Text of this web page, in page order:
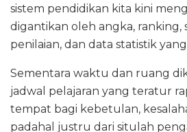
sistem pendidikan kita kini
digantikan oleh angka, ranking,
penilaian, dan data statistik
Sementara waktu dan ruang
jadwal pelajaran yang teratur
tempat bagi kebetulan,
padahal justru dari situlah